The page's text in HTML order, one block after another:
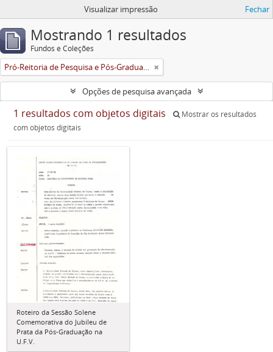
Visualizar impressão Fechar
Mostrando 1 resultados
Fundos e Coleções
Pró-Reitoria de Pesquisa e Pós-Graduação
Opções de pesquisa avançada
1 resultados com objetos digitais
Mostrar os resultados
com objetos digitais
Roteiro da Sessão Solene
Comemorativa do Jubileu de
Prata da Pós-Graduação na
U.F.V.